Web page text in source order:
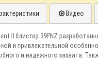
Видео
II блистер 39FNZ
и привлекательной
и надежного захвата.